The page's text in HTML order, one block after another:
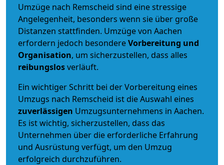
Umzüge nach Remscheid sind eine stressige
Angelegenheit, besonders wenn sie über große
Distanzen stattfinden. Umzüge von Aachen
erfordern jedoch besondereVorbereitung und
Organisation, um sicherzustellen, dass alles
reibungslosverläuft.
Ein wichtiger Schritt bei der Vorbereitung eines
Umzugs nach Remscheid ist die Auswahl eines
zuverlässigen Umzugsunternehmens in Aachen.
Es ist wichtig, sicherzustellen, dass das
Unternehmen über die erforderliche Erfahrung
und Ausrüstung verfügt, um den Umzug
erfolgreich durchzuführen.